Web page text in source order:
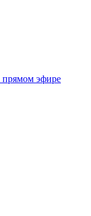
прямом эфире